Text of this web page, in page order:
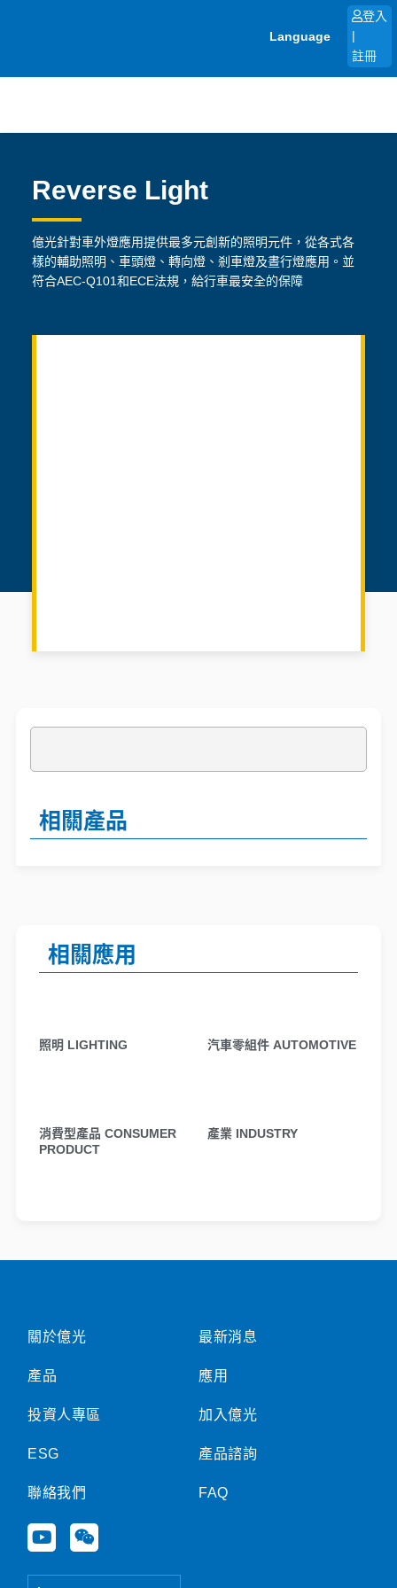
Language
登入
註冊
Reverse Light
億光針對車外燈應用提供最多元創新的照明元件，從各式各
樣的輔助照明、車頭燈、轉向燈、剎車燈及晝行燈應用。並
符合AEC-Q101和ECE法規，給行車最安全的保障
相關產品
相關應用
照明 LIGHTING 汽車零組件 AUTOMOTIVE
消費型產品 CONSUMER
PRODUCT
產業 INDUSTRY
關於億光
產品
投資人專區
ESG
聯絡我們
Y
o
W
e
最新消息
應用
加入億光
產品諮詢
FAQ